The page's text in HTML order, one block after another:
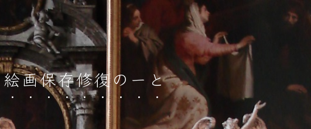
絵画保存修復のーと